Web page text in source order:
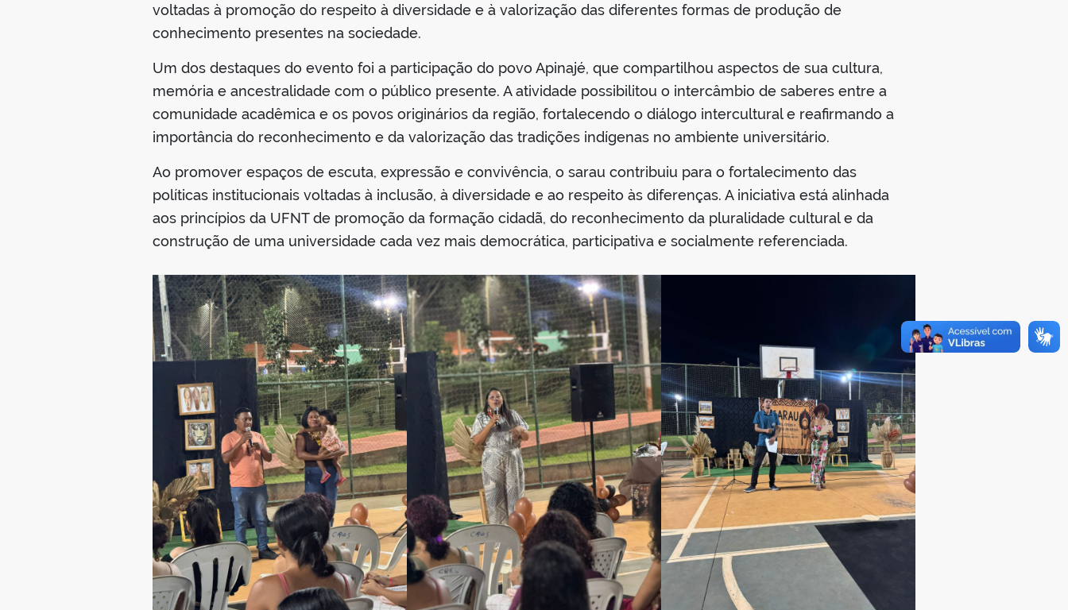
voltadas à promoção do respeito à diversidade e à valorização das diferentes formas de produção de
conhecimento presentes na sociedade.
Um dos destaques do evento foi a participação do povo Apinajé, que compartilhou aspectos de sua cultura,
memória e ancestralidade com o público presente. A atividade possibilitou o intercâmbio de saberes entre a
comunidade acadêmica e os povos originários da região, fortalecendo o diálogo intercultural e reafirmando a
importância do reconhecimento e da valorização das tradições indígenas no ambiente universitário.
Ao promover espaços de escuta, expressão e convivência, o sarau contribuiu para o fortalecimento das
políticas institucionais voltadas à inclusão, à diversidade e ao respeito às diferenças. A iniciativa está alinhada
aos princípios da UFNT de promoção da formação cidadã, do reconhecimento da pluralidade cultural e da
construção de uma universidade cada vez mais democrática, participativa e socialmente referenciada.